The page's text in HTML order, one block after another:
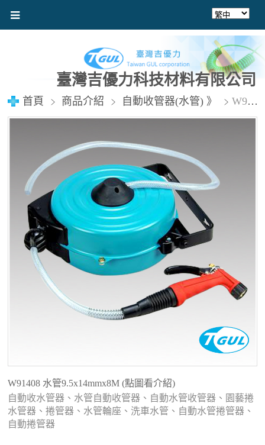
臺灣吉優力科技材料有限公司
首頁 商品介紹 自動收管器(水管) 》 W91408 水管9.5x14mmx8M (點圖看介紹)
W91408 水管9.5x14mmx8M (點圖看介紹)
自動收水管器、水管自動收管器、自動水管收管器、園藝捲
水管器、捲管器、水管輪座、洗車水管、自動水管捲管器、
自動捲管器